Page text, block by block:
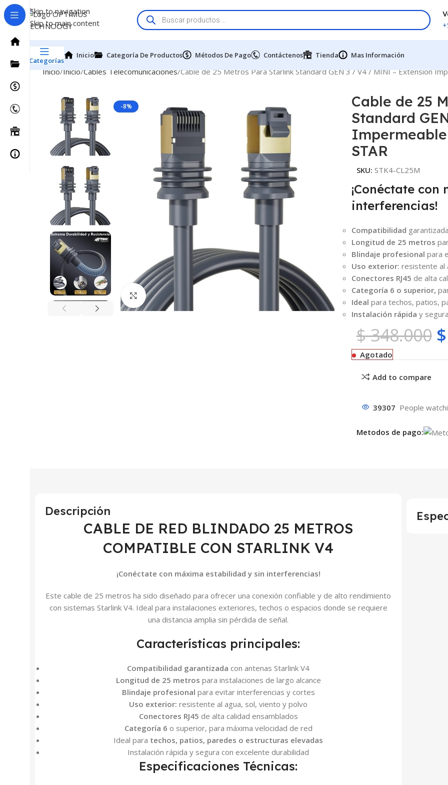
Skip to navigation
Skip to main content
Categorías
Inicio Categoría De Productos Métodos De Pago Contáctenos Tienda Mas Información
Inicio Inicio Cables Telecomunicaciones Cable de 25 Metros Para Starlink Standard GEN 3 / V4 / MINI – Extensión
-8%
Click to enlarge
Cable de 25
Standard
STAR
SKU: STK4-CL25M
¡Conéctate
interferencias!
Compatibilidad
Longitud de 25 metros
Blindaje profesional para
Uso exterior: resistente al
Conectores RJ45 de alta
Categoría 6 o superior,
Ideal para techos, patios,
Instalación rápida y
$348.000 $
Agotado
Add to compare
39307 People
Metodos de pago:
Descripción
CABLE DE RED BLINDADO 25 METROS
COMPATIBLE CON STARLINK V4
¡Conéctate con máxima estabilidad y sin interferencias!
Este cable de 25 metros ha sido diseñado para ofrecer una conexión confiable y de alto rendimiento
con sistemas Starlink V4. Ideal para instalaciones exteriores, techos o espacios donde se requiere
una distancia amplia sin pérdida de señal.
Características principales:
Compatibilidad garantizada con antenas Starlink V4
Longitud de 25 metros para instalaciones de largo alcance
Blindaje profesional para evitar interferencias y cortes
Uso exterior: resistente al agua, sol, viento y polvo
Conectores RJ45 de alta calidad ensamblados
Categoría 6 o superior, para máxima velocidad de red
Ideal para techos, patios, paredes o estructuras elevadas
Instalación rápida y segura con excelente durabilidad
Especificaciones Técnicas: